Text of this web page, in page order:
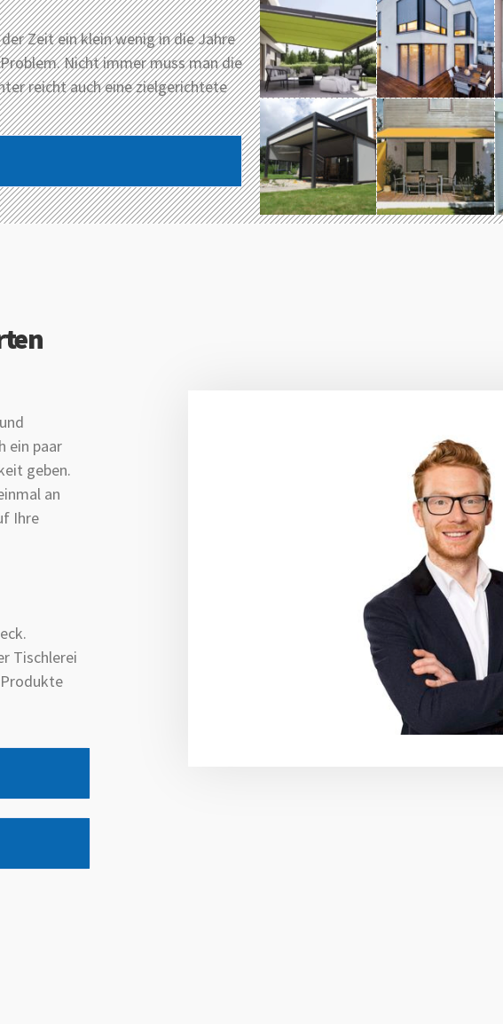
Zeit ein klein wenig in die Jahre
Nicht immer muss man die
reicht auch eine zielgerichtete
ein paar
geben.
an
Ihre
Tischlerei
Produkte